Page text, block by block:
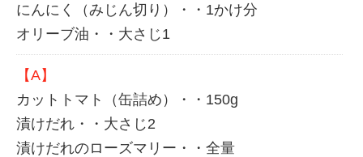
にんにく（みじん切り）・・1かけ分
オリーブ油・・大さじ1
【A】
カットトマト（缶詰め）・・150g
漬けだれ・・大さじ2
漬けだれのローズマリー・・全量